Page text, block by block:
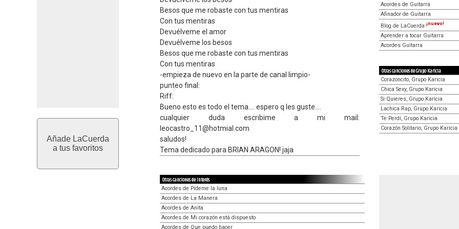
Añade LaCuerda
a tus favoritos
Besos que me robaste con tus mentiras
Con tus mentiras
Devuélveme el amor
Devuélveme los besos
Besos que me robaste con tus mentiras
Con tus mentiras
-empieza de nuevo en la parte de canal limpio-
punteo final:
Riff:
Bueno esto es todo el tema.... espero q les guste....
cualquier duda escribime a mi mail:
leocastro_11@hotmial.com
saludos!
Tema dedicado para BRIAN ARAGON! jaja
Acordes de Guitarra
Afinador de Guitarra
Blog de LaCuerda ¡nuevo!
Aprender a tocar Guitarra
Acordes Guitarra
Otras canciones de Grupo Karicia
Corazoncito, Grupo Karicia
Chica Sexy, Grupo Karicia
Si Quieres, Grupo Karicia
Lachica Rap, Grupo Karicia
Te Perdí, Grupo Karicia
Corazón Solitario, Grupo Karicia
Otras canciones de interés
Acordes de Pídeme la luna
Acordes de La Manera
Acordes de Anita
Acordes de Mi corazón está dispuesto
Acordes de Que puedo hacer